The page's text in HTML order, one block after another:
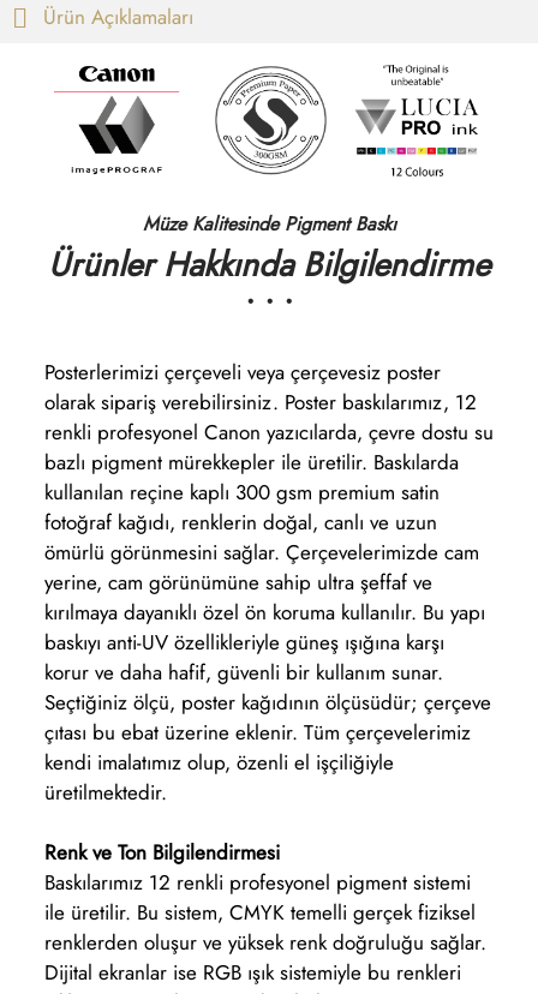
Ürün Açıklamaları
Müze Kalitesinde Pigment Baskı
Ürünler Hakkında Bilgilendirme
• • •
Posterlerimizi çerçeveli veya çerçevesiz poster
olarak sipariş verebilirsiniz. Poster baskılarımız, 12
renkli profesyonel Canon yazıcılarda, çevre dostu su
bazlı pigment mürekkepler ile üretilir. Baskılarda
kullanılan reçine kaplı 300 gsm premium satin
fotoğraf kağıdı, renklerin doğal, canlı ve uzun
ömürlü görünmesini sağlar. Çerçevelerimizde cam
yerine, cam görünümüne sahip ultra şeffaf ve
kırılmaya dayanıklı özel ön koruma kullanılır. Bu yapı
baskıyı anti-UV özellikleriyle güneş ışığına karşı
korur ve daha hafif, güvenli bir kullanım sunar.
Seçtiğiniz ölçü, poster kağıdının ölçüsüdür; çerçeve
çıtası bu ebat üzerine eklenir. Tüm çerçevelerimiz
kendi imalatımız olup, özenli el işçiliğiyle
üretilmektedir.
Renk ve Ton Bilgilendirmesi
Baskılarımız 12 renkli profesyonel pigment sistemi
ile üretilir. Bu sistem, CMYK temelli gerçek fiziksel
renklerden oluşur ve yüksek renk doğruluğu sağlar.
Dijital ekranlar ise RGB ışık sistemiyle bu renkleri